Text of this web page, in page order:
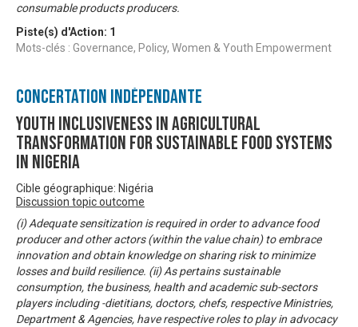
consumable products producers.
Piste(s) d'Action: 1
Mots-clés : Governance, Policy, Women & Youth Empowerment
Concertation Indépendante
Youth Inclusiveness In Agricultural
Transformation For Sustainable Food Systems
In Nigeria
Cible géographique: Nigéria
Discussion topic outcome
(i) Adequate sensitization is required in order to advance food
producer and other actors (within the value chain) to embrace
innovation and obtain knowledge on sharing risk to minimize
losses and build resilience. (ii) As pertains sustainable
consumption, the business, health and academic sub-sectors
players including -dietitians, doctors, chefs, respective Ministries,
Department & Agencies, have respective roles to play in advocacy